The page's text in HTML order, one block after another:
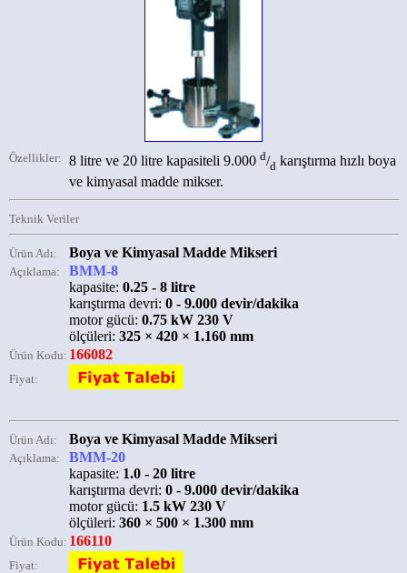
Özellikler: 8 litre ve 20 litre kapasiteli 9.000 d/d karıştırma hızlı boya
ve kimyasal madde mikser.
Teknik Veriler
Ürün Adı: Boya ve Kimyasal Madde Mikseri
Açıklama:
BMM-8
kapasite: 0.25 - 8 litre
karıştırma devri: 0 - 9.000 devir/dakika
motor gücü: 0.75 kW 230 V
ölçüleri: 325 × 420 × 1.160 mm
Ürün Kodu: 166082
Fiyat:
Ürün Adı: Boya ve Kimyasal Madde Mikseri
Açıklama:
BMM-20
kapasite: 1.0 - 20 litre
karıştırma devri: 0 - 9.000 devir/dakika
motor gücü: 1.5 kW 230 V
ölçüleri: 360 × 500 × 1.300 mm
Ürün Kodu: 166110
Fiyat: